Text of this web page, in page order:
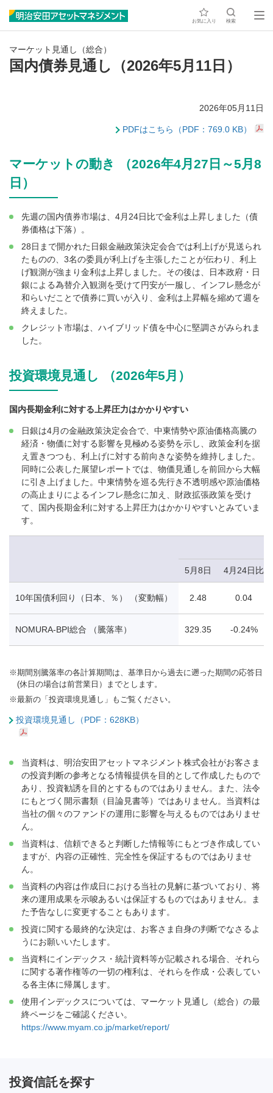
お気に入り 検索
マーケット見通し（総合）
国内債券見通し（2026年5月11日）
2026年05月11日
PDFはこちら（PDF：769.0 KB）
マーケットの動き （2026年4月27日～5月8
日）
先週の国内債券市場は、4月24日比で金利は上昇しました（債
券価格は下落）。
28日まで開かれた日銀金融政策決定会合では利上げが見送られ
たものの、3名の委員が利上げを主張したことが伝わり、利上
げ観測が強まり金利は上昇しました。その後は、日本政府・日
銀による為替介入観測を受けて円安が一服し、インフレ懸念が
和らいだことで債券に買いが入り、金利は上昇幅を縮めて週を
終えました。
クレジット市場は、ハイブリッド債を中心に堅調さがみられま
した。
投資環境見通し （2026年5月）
国内長期金利に対する上昇圧力はかかりやすい
日銀は4月の金融政策決定会合で、中東情勢や原油価格高騰の
経済・物価に対する影響を見極める姿勢を示し、政策金利を据
え置きつつも、利上げに対する前向きな姿勢を維持しました。
同時に公表した展望レポートでは、物価見通しを前回から大幅
に引き上げました。中東情勢を巡る先行き不透明感や原油価格
の高止まりによるインフレ懸念に加え、財政拡張政策を受け
て、国内長期金利に対する上昇圧力はかかりやすいとみていま
す。
5月8日 4月24日比
10年国債利回り（日本、％） （変動幅） 2.48 0.04
NOMURA-BPI総合 （騰落率） 329.35 -0.24%
※期間別騰落率の各計算期間は、基準日から過去に遡った期間の応答日
(休日の場合は前営業日）までとします。
※最新の「投資環境見通し」もご覧ください。
投資環境見通し（PDF：628KB）
当資料は、明治安田アセットマネジメント株式会社がお客さま
の投資判断の参考となる情報提供を目的として作成したもので
あり、投資勧誘を目的とするものではありません。また、法令
にもとづく開示書類（目論見書等）ではありません。当資料は
当社の個々のファンドの運用に影響を与えるものではありませ
ん。
当資料は、信頼できると判断した情報等にもとづき作成してい
ますが、内容の正確性、完全性を保証するものではありませ
ん。
当資料の内容は作成日における当社の見解に基づいており、将
来の運用成果を示唆あるいは保証するものではありません。ま
た予告なしに変更することもあります。
投資に関する最終的な決定は、お客さま自身の判断でなさるよ
うにお願いいたします。
当資料にインデックス・統計資料等が記載される場合、それら
に関する著作権等の一切の権利は、それらを作成・公表してい
る各主体に帰属します。
使用インデックスについては、マーケット見通し（総合）の最
終ページをご確認ください。
https://www.myam.co.jp/market/report/
投資信託を探す